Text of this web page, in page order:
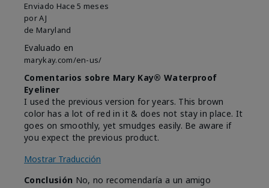
Enviado Hace 5 meses
porAJ
de Maryland
Evaluado en
marykay.com/en-us/
Comentarios sobre Mary Kay® Waterproof
Eyeliner
I used the previous version for years. This brown
color has a lot of red in it & does not stay in place. It
goes on smoothly, yet smudges easily. Be aware if
you expect the previous product.
Mostrar Traducción
Conclusión No, no recomendaría a un amigo